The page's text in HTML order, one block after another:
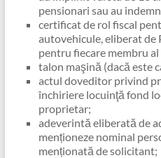
pensionari sau au
certificat de rol fiscal
autovehicule, eliberat
pentru fiecare membru
talon maşină (dacă este
actul doveditor privind
închiriere locuinţă fond
proprietar;
adeverintă eliberată de
menționeze nominal
menționată de solicitant;